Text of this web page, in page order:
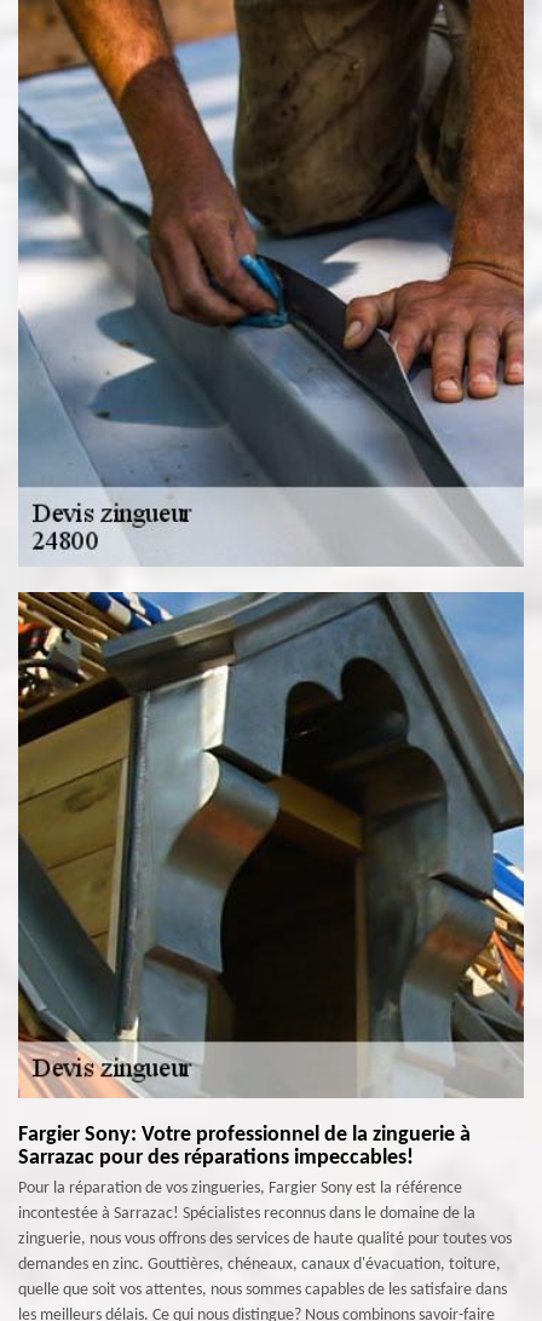
Fargier Sony: Votre professionnel de la zinguerie à
Sarrazac pour des réparations impeccables!
Pour la réparation de vos zingueries, Fargier Sony est la référence
incontestée à Sarrazac! Spécialistes reconnus dans le domaine de la
zinguerie, nous vous offrons des services de haute qualité pour toutes vos
demandes en zinc. Gouttières, chéneaux, canaux d'évacuation, toiture,
quelle que soit vos attentes, nous sommes capables de les satisfaire dans
les meilleurs délais. Ce qui nous distingue? Nous combinons savoir-faire